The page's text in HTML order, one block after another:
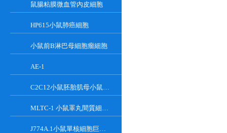
鼠腸粘膜微血管內皮細胞
HP615小鼠肺癌細胞
小鼠前B淋巴母細胞瘤細胞
AE-1
C2C12小鼠胚胎肌母小鼠胚胎肌母細胞
MLTC-1 小鼠睪丸間質細胞瘤細胞系
J774A.1小鼠單核細胞巨噬細胞